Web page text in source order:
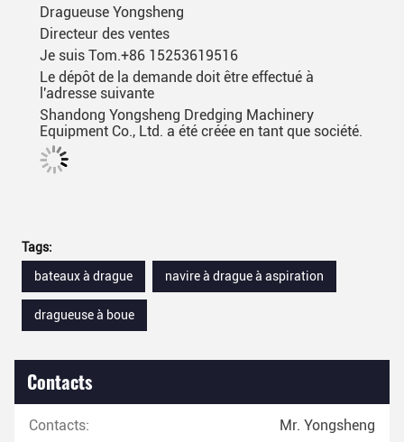
Dragueuse Yongsheng
Directeur des ventes
Je suis Tom.+86 15253619516
Le dépôt de la demande doit être effectué à
l'adresse suivante
Shandong Yongsheng Dredging Machinery
Equipment Co., Ltd. a été créée en tant que société.
Tags:
bateaux à drague
navire à drague à aspiration
dragueuse à boue
Contacts
Contacts: Mr. Yongsheng